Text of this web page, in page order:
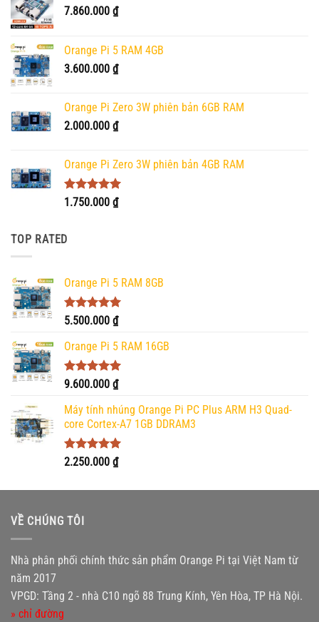
7.860.000 ₫
Orange Pi 5 RAM 4GB
3.600.000 ₫
Orange Pi Zero 3W phiên bản 6GB RAM
2.000.000 ₫
Orange Pi Zero 3W phiên bản 4GB RAM
Được xếp
1.750.000 ₫
TOP RATED
Orange Pi 5 RAM 8GB
Được xếp
5 sao
5.500.000 ₫
Orange Pi 5 RAM 16GB
Được xếp
5 sao
9.600.000 ₫
Máy tính nhúng Orange Pi PC Plus ARM H3 Quad-
core Cortex-A7 1GB DDRAM3
Được xếp
2.250.000 ₫
VỀ CHÚNG TÔI
Nhà phân phối chính thức sản phẩm Orange Pi tại Việt Nam từ
năm 2017
VPGD: Tầng 2 - nhà C10 ngõ 88 Trung Kính, Yên Hòa, TP Hà Nội.
» chỉ đường